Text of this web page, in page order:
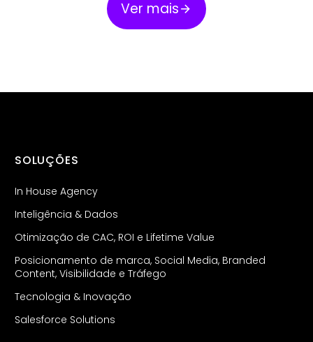
Ver mais
SOLUÇÕES
In House Agency
Inteligência & Dados
Otimização de CAC, ROI e Lifetime Value
Posicionamento de marca, Social Media, Branded
Content, Visibilidade e Tráfego
Tecnologia & Inovação
Salesforce Solutions